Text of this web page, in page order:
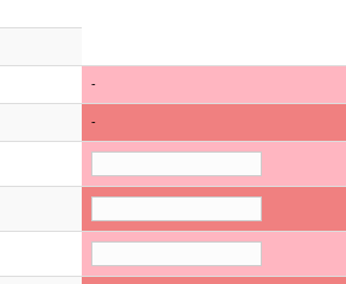
-
-